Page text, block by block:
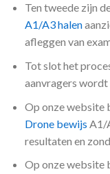
Ten tweede zijn
A1/A3 halen
afleggen van
Tot slot het
aanvragers
Op onze website
Drone bewijs A1/
resultaten en
Op onze website